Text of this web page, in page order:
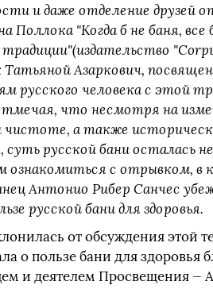
и даже отделение друзей
Поллока "Когда б не баня,
Татьяной Азаркович,
русского человека с этой
что несмотря на
чистоте, а также
русской бани осталась
ознакомиться с отрывком, в
Антонио Рибер Санчес
русской бани для здоровья.
от обсуждения этой
о пользе бани для здоровья
и деятелем Просвещения —